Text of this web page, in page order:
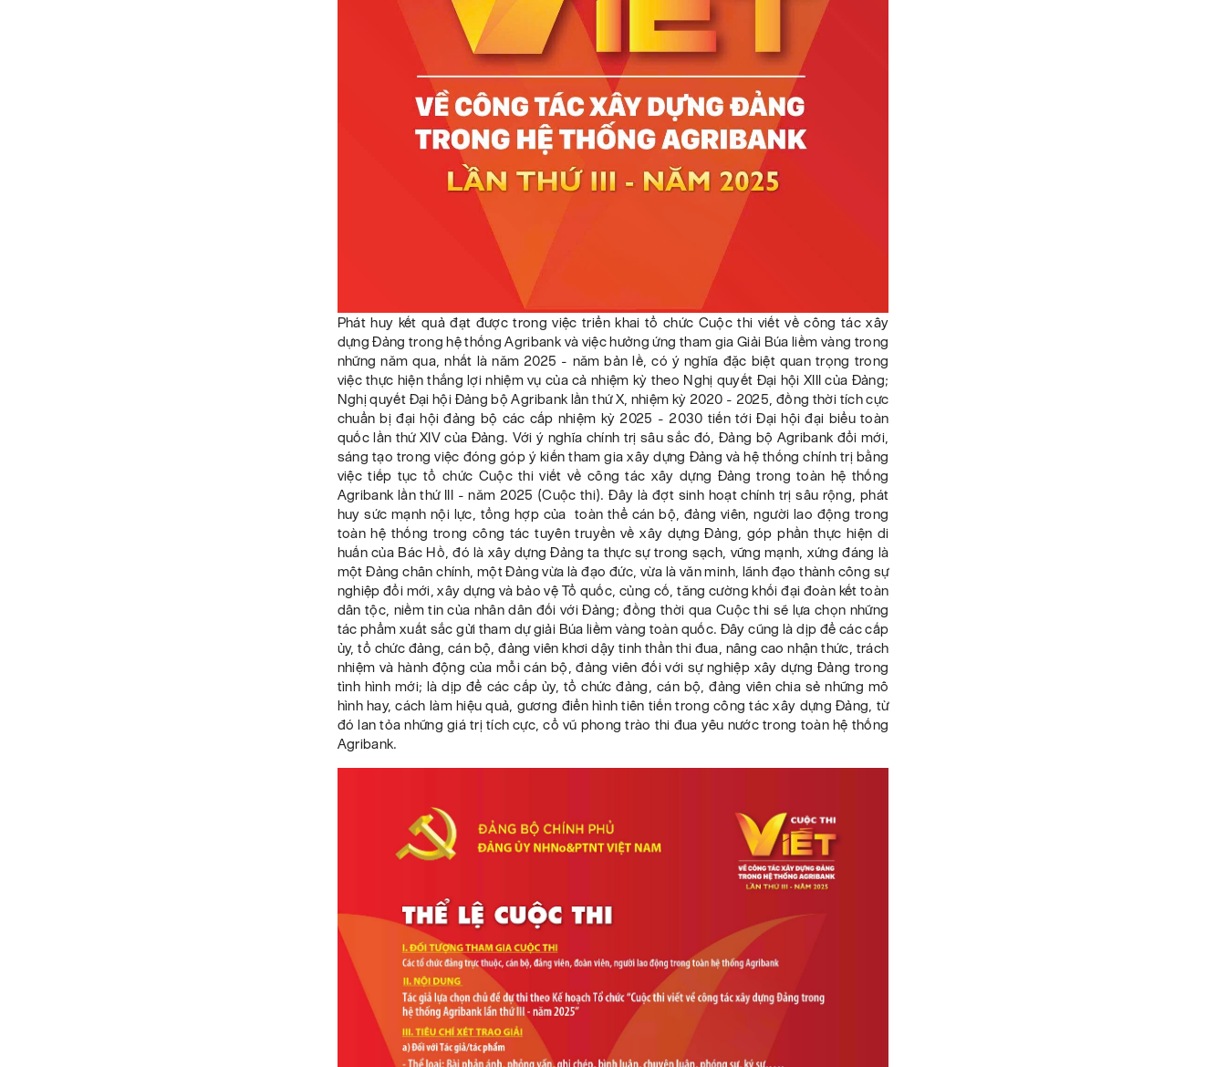
Phát huy kết quả đạt được trong việc triển khai tổ chức Cuộc thi viết về công tác xây
dựng Đảng trong hệ thống Agribank và việc hưởng ứng tham gia Giải Búa liềm vàng trong
những năm qua, nhất là năm 2025 - năm bản lề, có ý nghĩa đặc biệt quan trọng trong
việc thực hiện thắng lợi nhiệm vụ của cả nhiệm kỳ theo Nghị quyết Đại hội XIII của Đảng;
Nghị quyết Đại hội Đảng bộ Agribank lần thứ X, nhiệm kỳ 2020 - 2025, đồng thời tích cực
chuẩn bị đại hội đảng bộ các cấp nhiệm kỳ 2025 - 2030 tiến tới Đại hội đại biểu toàn
quốc lần thứ XIV của Đảng. Với ý nghĩa chính trị sâu sắc đó, Đảng bộ Agribank đổi mới,
sáng tạo trong việc đóng góp ý kiến tham gia xây dựng Đảng và hệ thống chính trị bằng
việc tiếp tục tổ chức Cuộc thi viết về công tác xây dựng Đảng trong toàn hệ thống
Agribank lần thứ III - năm 2025 (Cuộc thi). Đây là đợt sinh hoạt chính trị sâu rộng, phát
huy sức mạnh nội lực, tổng hợp của toàn thể cán bộ, đảng viên, người lao động trong
toàn hệ thống trong công tác tuyên truyền về xây dựng Đảng, góp phần thực hiện di
huấn của Bác Hồ, đó là xây dựng Đảng ta thực sự trong sạch, vững mạnh, xứng đáng là
một Đảng chân chính, một Đảng vừa là đạo đức, vừa là văn minh, lãnh đạo thành công sự
nghiệp đổi mới, xây dựng và bảo vệ Tổ quốc, củng cố, tăng cường khối đại đoàn kết toàn
dân tộc, niềm tin của nhân dân đối với Đảng; đồng thời qua Cuộc thi sẽ lựa chọn những
tác phẩm xuất sắc gửi tham dự giải Búa liềm vàng toàn quốc. Đây cũng là dịp để các cấp
ủy, tổ chức đảng, cán bộ, đảng viên khơi dậy tinh thần thi đua, nâng cao nhận thức, trách
nhiệm và hành động của mỗi cán bộ, đảng viên đối với sự nghiệp xây dựng Đảng trong
tình hình mới; là dịp để các cấp ủy, tổ chức đảng, cán bộ, đảng viên chia sẻ những mô
hình hay, cách làm hiệu quả, gương điển hình tiên tiến trong công tác xây dựng Đảng, từ
đó lan tỏa những giá trị tích cực, cổ vũ phong trào thi đua yêu nước trong toàn hệ thống
Agribank.